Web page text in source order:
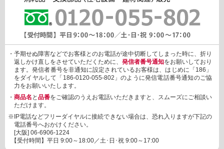
・予期せぬ障害などでお客様とのお電話が途中切断してしまった時に、折り
返しかけ直しをさせていただくために、 発信者番号通知をお願いしており
ます。発信者番号を非通知に設定されているお客様は、はじめに「186」
をダイヤルして「186-0120-055-802」のように発信電話番号通知のご協
力をお願いいたします。
・ 商品名 と 品番をご確認のうえお電話いただきますと、スムーズにご相談い
ただけます。
※IP電話などフリーダイヤルに接続できない場合は、恐れ入りますが下記の
電話番号へおかけください。
[大阪] 06-6906-1224
【受付時間】平日 9:00～18:00／土･日･祝 9:00～17:00